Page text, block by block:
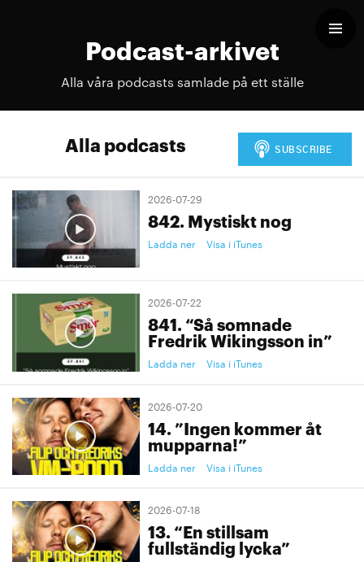
Podcast-arkivet
Alla våra podcasts samlade på ett ställe
Alla podcasts
2026-07-29
842. Mystiskt nog
Ladda ner Visa i iTunes
2026-07-22
841. “Så somnade
Fredrik Wikingsson in”
Ladda ner Visa i iTunes
2026-07-20
14. ”Ingen kommer åt
mupparna!”
Ladda ner Visa i iTunes
2026-07-18
13. “En stillsam
fullständig lycka”